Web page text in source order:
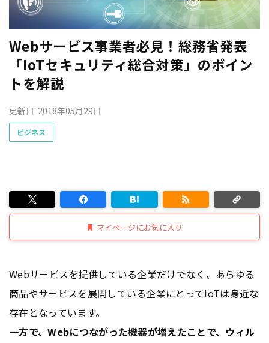
Webサービス事業者必見！総務省発表
「IoTセキュリティ総合対策」のポイン
トを解説
更新日: 2018年05月29日
ビジネス
マイページにお気に入り
Webサービスを提供している企業だけでなく、あらゆる
商品やサービスを展開している企業にとってIoTは身近な
存在となっています。
一方で、Webにつながった機器が増えたことで、ウィル